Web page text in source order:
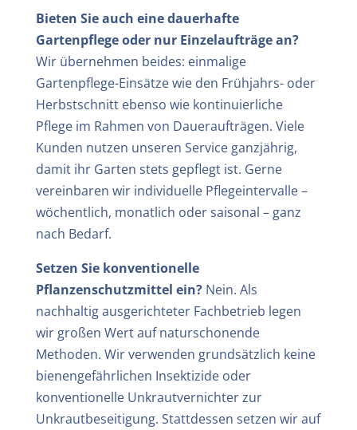
Bieten Sie auch eine dauerhafte
Gartenpflege oder nur Einzelaufträge an?
Wir übernehmen beides: einmalige
Gartenpflege-Einsätze wie den Frühjahrs- oder
Herbstschnitt ebenso wie kontinuierliche
Pflege im Rahmen von Daueraufträgen. Viele
Kunden nutzen unseren Service ganzjährig,
damit ihr Garten stets gepflegt ist. Gerne
vereinbaren wir individuelle Pflegeintervalle –
wöchentlich, monatlich oder saisonal – ganz
nach Bedarf.
Setzen Sie konventionelle
Pflanzenschutzmittel ein?Nein. Als
nachhaltig ausgerichteter Fachbetrieb legen
wir großen Wert auf naturschonende
Methoden. Wir verwenden grundsätzlich keine
bienengefährlichen Insektizide oder
konventionelle Unkrautvernichter zur
Unkrautbeseitigung. Stattdessen setzen wir auf